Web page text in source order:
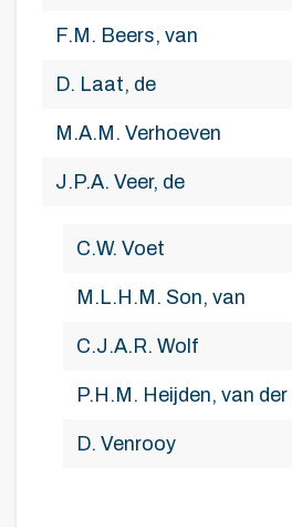
F.M. Beers, van
D. Laat, de
M.A.M. Verhoeven
J.P.A. Veer, de
C.W. Voet
M.L.H.M. Son, van
C.J.A.R. Wolf
P.H.M. Heijden, van der
D. Venrooy